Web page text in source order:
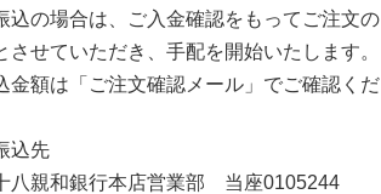
込の場合は、ご入金確認をもってご注文の
させていただき、手配を開始いたします。
金額は「ご注文確認メール」でご確認くだ
込先
和銀行本店営業部 当座0105244